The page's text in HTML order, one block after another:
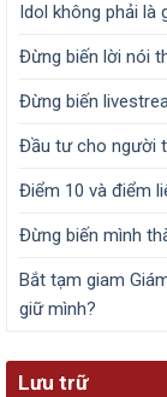
Idol không phải
Đừng biến lời nói
Đừng biến
Đầu tư cho người
Điểm 10 và điểm
Đừng biến mình
Bắt tạm giam
giữ mình?
Lưu trữ